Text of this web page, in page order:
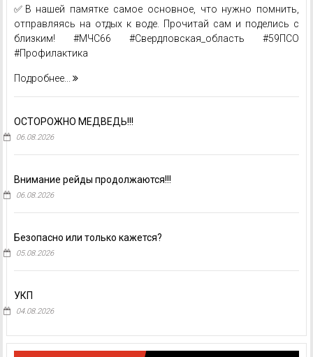
✅В нашей памятке самое основное, что нужно помнить,
отправляясь на отдых к воде. Прочитай сам и поделись с
близким! #МЧС66 #Свердловская_область #59ПСО
#Профилактика
Подробнее...
ОСТОРОЖНО МЕДВЕДЬ!!!
06.08.2026
Внимание рейды продолжаются!!!
06.08.2026
Безопасно или только кажется?
05.08.2026
УКП
04.08.2026